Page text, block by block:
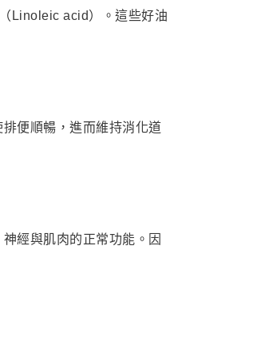
Linoleic acid）。這些好油
便順暢，進而維持消化道
經與肌肉的正常功能。因